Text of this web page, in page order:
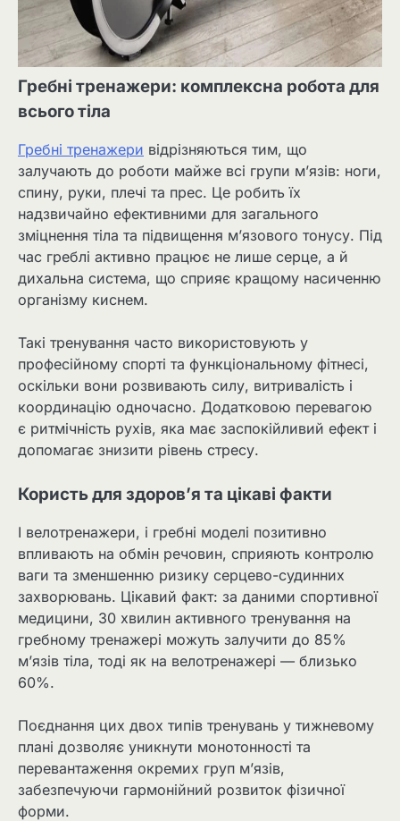
Гребні тренажери: комплексна робота для
всього тіла
Гребні тренажери відрізняються тим, що
залучають до роботи майже всі групи м’язів: ноги,
спину, руки, плечі та прес. Це робить їх
надзвичайно ефективними для загального
зміцнення тіла та підвищення м’язового тонусу. Під
час греблі активно працює не лише серце, а й
дихальна система, що сприяє кращому насиченню
організму киснем.
Такі тренування часто використовують у
професійному спорті та функціональному фітнесі,
оскільки вони розвивають силу, витривалість і
координацію одночасно. Додатковою перевагою
є ритмічність рухів, яка має заспокійливий ефект і
допомагає знизити рівень стресу.
Користь для здоров’я та цікаві факти
І велотренажери, і гребні моделі позитивно
впливають на обмін речовин, сприяють контролю
ваги та зменшенню ризику серцево-судинних
захворювань. Цікавий факт: за даними спортивної
медицини, 30 хвилин активного тренування на
гребному тренажері можуть залучити до 85%
м’язів тіла, тоді як на велотренажері — близько
60%.
Поєднання цих двох типів тренувань у тижневому
плані дозволяє уникнути монотонності та
перевантаження окремих груп м’язів,
забезпечуючи гармонійний розвиток фізичної
форми.